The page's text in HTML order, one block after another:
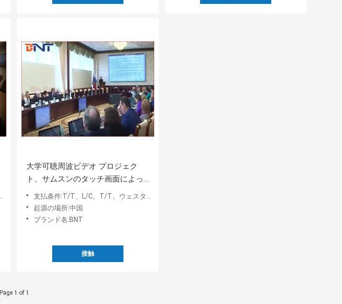
大学可聴周波ビデオ プロジェク
ト、サムスンのタッチ画面によっ
て統合される超薄いLCDのモニタ
ーの上昇
支払条件:T/T、L/C、T/T、ウェスタン・ユニオン、MoneyGram、Paypal
起源の場所:中国
ブランド名:BNT
接触
Page 1 of 1